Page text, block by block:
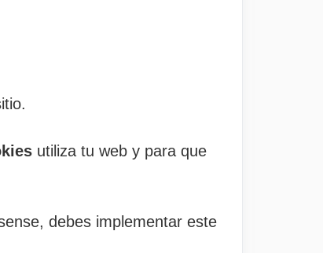
utiliza tu web y para que
debes implementar este